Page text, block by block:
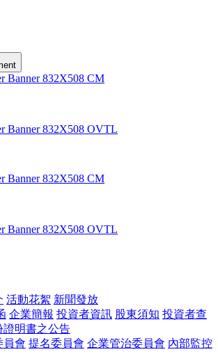
活動花絮 新聞發放
企業簡報 投資者資訊 股東須知 投資者查
證明書之公告
員會 提名委員會 企業管治委員會 內部監控